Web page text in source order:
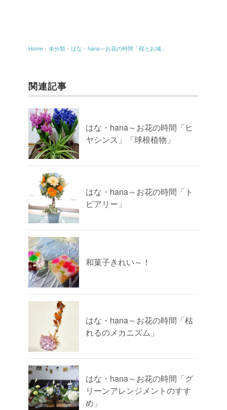
Home › 未分類 › はな・hana～お花の時間「桜とお城」
関連記事
はな・hana～お花の時間「ヒ
ヤシンス」「球根植物」
はな・hana～お花の時間「ト
ピアリー」
和菓子きれい～！
はな・hana～お花の時間「枯
れるのメカニズム」
はな・hana～お花の時間「グ
リーンアレンジメントのすす
め」